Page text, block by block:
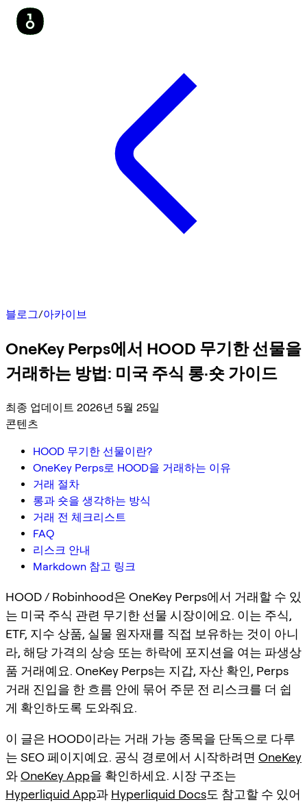
블로그/아카이브
OneKey Perps에서 HOOD 무기한 선물을
거래하는 방법: 미국 주식 롱·숏 가이드
최종 업데이트 2026년 5월 25일
콘텐츠
HOOD 무기한 선물이란?
OneKey Perps로 HOOD을 거래하는 이유
거래 절차
롱과 숏을 생각하는 방식
거래 전 체크리스트
FAQ
리스크 안내
Markdown 참고 링크
HOOD / Robinhood은 OneKey Perps에서 거래할 수 있
는 미국 주식 관련 무기한 선물 시장이에요. 이는 주식,
ETF, 지수 상품, 실물 원자재를 직접 보유하는 것이 아니
라, 해당 가격의 상승 또는 하락에 포지션을 여는 파생상
품 거래예요. OneKey Perps는 지갑, 자산 확인, Perps
거래 진입을 한 흐름 안에 묶어 주문 전 리스크를 더 쉽
게 확인하도록 도와줘요.
이 글은 HOOD이라는 거래 가능 종목을 단독으로 다루
는 SEO 페이지예요. 공식 경로에서 시작하려면 OneKey
와OneKey App을 확인하세요. 시장 구조는
Hyperliquid App과 Hyperliquid Docs도 참고할 수 있어